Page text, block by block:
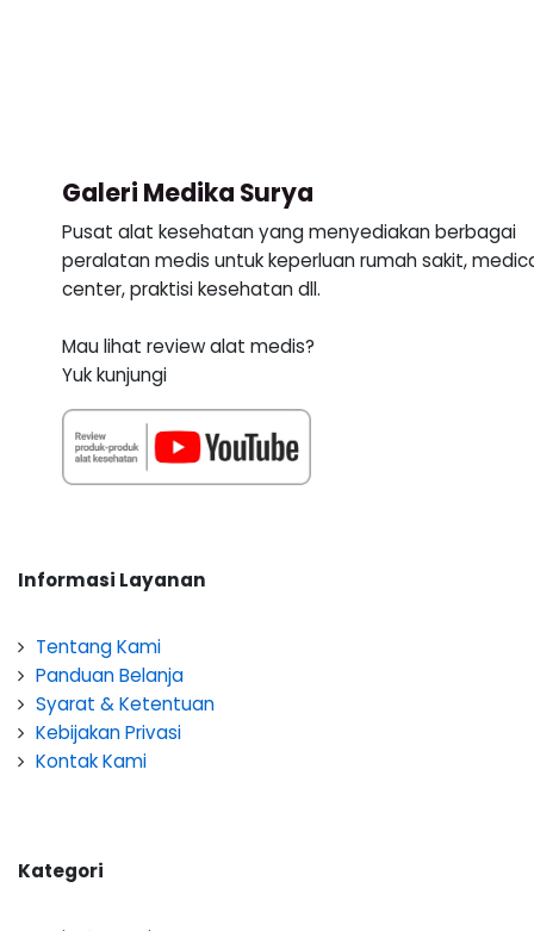
Galeri Medika Surya
Pusat alat kesehatan yang menyediakan berbagai
peralatan medis untuk keperluan rumah sakit,
center, praktisi kesehatan dll.
Mau lihat review alat medis?
Yuk kunjungi
Informasi Layanan
Tentang Kami
Panduan Belanja
Syarat & Ketentuan
Kebijakan Privasi
Kontak Kami
Kategori